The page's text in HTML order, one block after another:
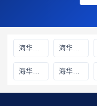
海华财务雅安线上分站 海华财务绵阳线上分站
海华财务成都线上分站 海华财务遂宁线上分站